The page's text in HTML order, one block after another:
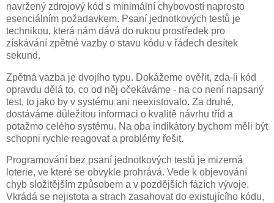
navržený zdrojový kód s minimální chybovostí naprosto
esenciálním požadavkem. Psaní jednotkových testů je
technikou, která nám dává do rukou prostředek pro
získávání zpětné vazby o stavu kódu v řádech desítek
sekund.
Zpětná vazba je dvojího typu. Dokážeme ověřit, zda-li kód
opravdu dělá to, co od něj očekáváme - na co není napsaný
test, to jako by v systému ani neexistovalo. Za druhé,
dostáváme důležitou informaci o kvalitě návrhu tříd a
potažmo celého systému. Na oba indikátory bychom měli být
schopni rychle reagovat a problémy řešit.
Programování bez psaní jednotkových testů je mizerná
loterie, ve které se obvykle prohrává. Vede k objevování
chyb složitějším způsobem a v pozdějších fázích vývoje.
Vkrádá se nejistota a strach zasahovat do existujícího kódu,